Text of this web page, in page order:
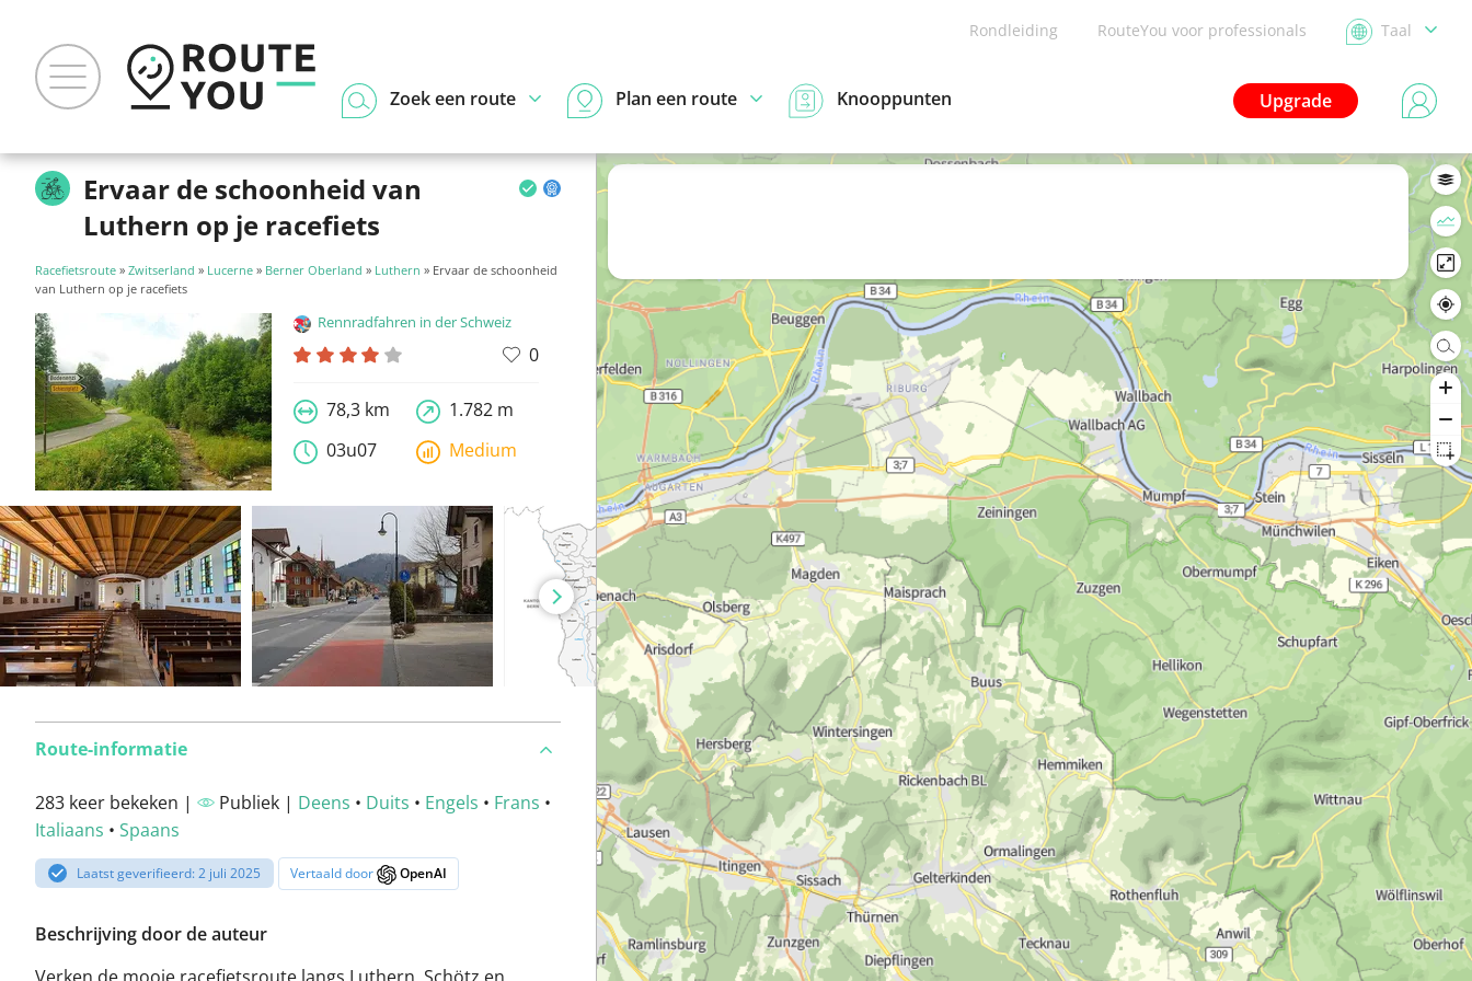
Rondleiding RouteYou voor professionals Taal
Upgrade
Zoek een route Plan een route Knooppunten
Ervaar de schoonheid van
Luthern op je racefiets
Racefietsroute » Zwitserland » Lucerne » Berner Oberland » Luthern » Ervaar de schoonheid
van Luthern op je racefiets
Rennradfahren in der Schweiz
0
78,3 km
1.782 m
03u07
Medium
Route-informatie
283 keer bekeken | Publiek | Deens • Duits • Engels • Frans •
Italiaans • Spaans
Laatst geverifieerd: 2 juli 2025 Vertaald door OpenAI
Beschrijving door de auteur